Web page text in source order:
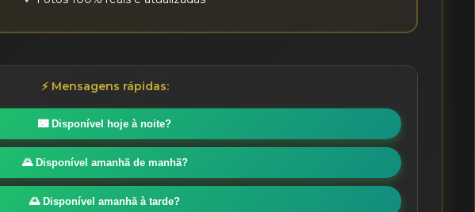
⚡ Mensagens rápidas:
🌃 Disponível hoje à noite?
🌄 Disponível amanhã de manhã?
🌅 Disponível amanhã à tarde?